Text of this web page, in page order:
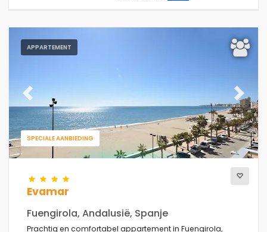
APPARTEMENT
SPECIALE AANBIEDING
Previous Next
Evamar
Fuengirola, Andalusië, Spanje
Prachtig en comfortabel appartement in Fuengirola,